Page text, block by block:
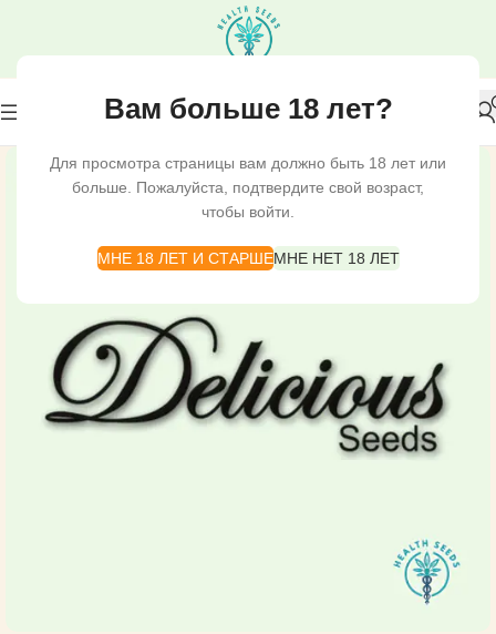
Вам больше 18 лет?
Для просмотра страницы вам должно быть 18 лет или
больше. Пожалуйста, подтвердите свой возраст,
чтобы войти.
МНЕ 18 ЛЕТ И СТАРШЕМНЕ НЕТ 18 ЛЕТ